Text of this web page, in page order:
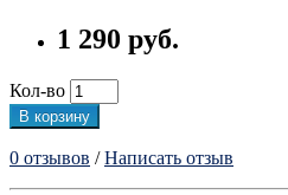
1 290 руб.
Кол-во
В корзину
0 отзывов /Написать отзыв